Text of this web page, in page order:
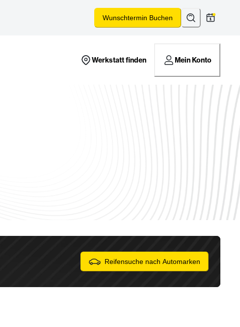
Wunschtermin Buchen Suchen*
Werkstatt finden Mein Konto
Reifensuche nach Automarken